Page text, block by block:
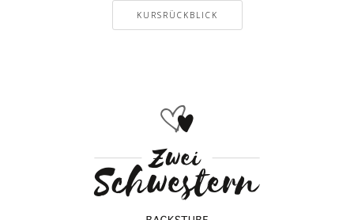
KURSRÜCKBLICK